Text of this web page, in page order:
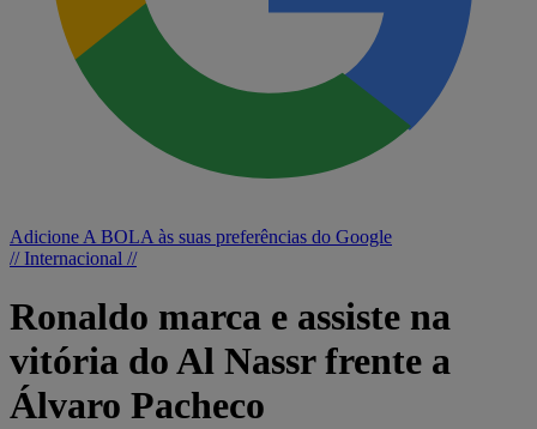
Adicione A BOLA às suas preferências do Google
// Internacional //
Ronaldo marca e assiste na
vitória do Al Nassr frente a
Álvaro Pacheco